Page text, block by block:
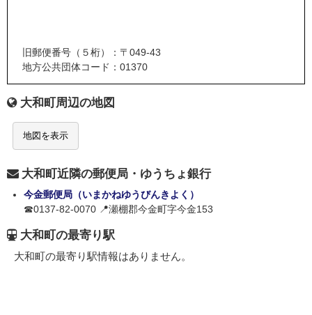
旧郵便番号（５桁）：〒049-43
地方公共団体コード：01370
大和町周辺の地図
地図を表示
大和町近隣の郵便局・ゆうちょ銀行
今金郵便局（いまかねゆうびんきよく）
☎0137-82-0070 📍瀬棚郡今金町字今金153
大和町の最寄り駅
大和町の最寄り駅情報はありません。